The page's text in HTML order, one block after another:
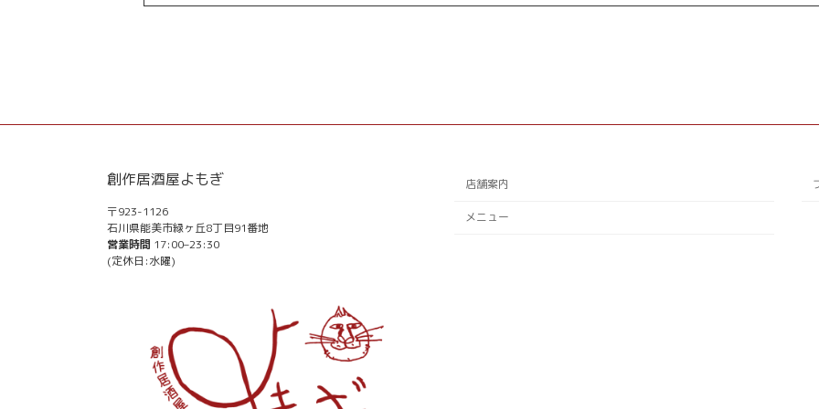
創作居酒屋よもぎ
〒923-1126
石川県能美市緑ヶ丘8丁目91番地
営業時間 17:00–23:30
(定休日:水曜)
店舗案内
メニュー